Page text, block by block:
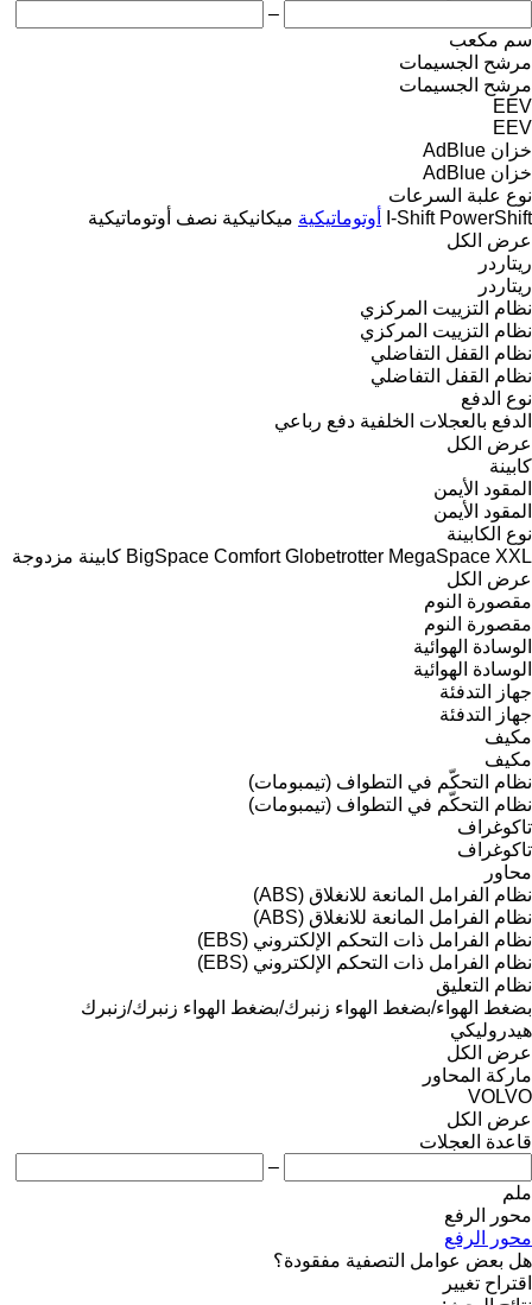
–
سم مكعب
مرشح الجسيمات
مرشح الجسيمات
EEV
EEV
خزان AdBlue
خزان AdBlue
نوع علبة السرعات
I-Shift PowerShift أوتوماتيكية ميكانيكية نصف أوتوماتيكية
عرض الكل
ريتاردر
ريتاردر
نظام التزييت المركزي
نظام التزييت المركزي
نظام القفل التفاضلي
نظام القفل التفاضلي
نوع الدفع
الدفع بالعجلات الخلفية دفع رباعي
عرض الكل
كابينة
المقود الأيمن
المقود الأيمن
نوع الكابينة
BigSpace Comfort Globetrotter MegaSpace XXL
كابينة مزدوجة
عرض الكل
مقصورة النوم
مقصورة النوم
الوسادة الهوائية
الوسادة الهوائية
جهاز التدفئة
جهاز التدفئة
مكيف
مكيف
نظام التحكّم في التطواف (تيمبومات)
نظام التحكّم في التطواف (تيمبومات)
تاكوغراف
تاكوغراف
محاور
نظام الفرامل المانعة للانغلاق (ABS)
نظام الفرامل المانعة للانغلاق (ABS)
نظام الفرامل ذات التحكم الإلكتروني (EBS)
نظام الفرامل ذات التحكم الإلكتروني (EBS)
نظام التعليق
بضغط الهواء/بضغط الهواء زنبرك/بضغط الهواء زنبرك/زنبرك
هيدروليكي
عرض الكل
ماركة المحاور
VOLVO
عرض الكل
قاعدة العجلات
–
ملم
محور الرفع
محور الرفع
هل بعض عوامل التصفية مفقودة؟
اقتراح تغيير